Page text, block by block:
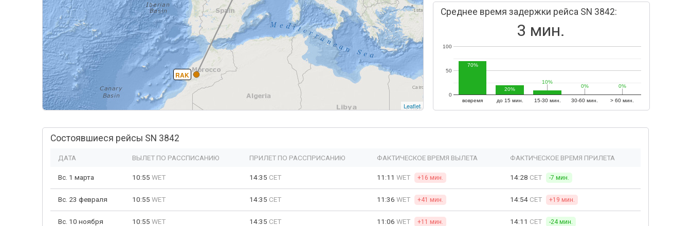
RAK
Leaflet
Среднее время задержки рейса SN 3842:
3 мин.
вовремя до 15 мин. 15-30 мин. 30-60 мин. > 60 мин.
0
50
100
70%
20%
10%
10%
0%
0% 0%
0%
Состоявшиеся рейсы SN 3842
ДАТА ВЫЛЕТ ПО РАССПИСАНИЮ ПРИЛЕТ ПО РАССПРИСАНИЮ ФАКТИЧЕСКОЕ ВРЕМЯ ВЫЛЕТА ФАКТИЧЕСКОЕ ВРЕМЯ ПРИЛЕТА
Вс. 1 марта 10:55 WET 14:35 CET 11:11 WET +16 мин. 14:28 CET -7 мин.
Вс. 23 февраля 10:55 WET 14:35 CET 11:36 WET +41 мин. 14:54 CET +19 мин.
Вс. 10 ноября 10:55 WET 14:35 CET 11:06 WET +11 мин. 14:11 CET -24 мин.